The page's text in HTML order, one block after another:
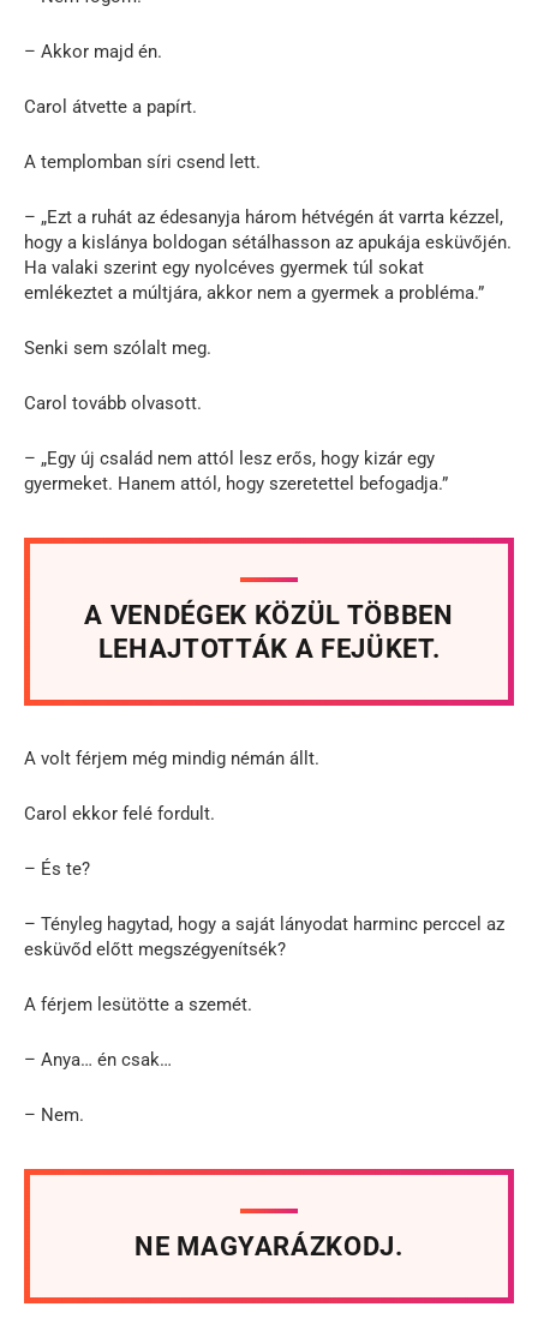
– Akkor majd én.
Carol átvette a papírt.
A templomban síri csend lett.
– „Ezt a ruhát az édesanyja három hétvégén át varrta kézzel,
hogy a kislánya boldogan sétálhasson az apukája esküvőjén.
Ha valaki szerint egy nyolcéves gyermek túl sokat
emlékeztet a múltjára, akkor nem a gyermek a probléma.”
Senki sem szólalt meg.
Carol tovább olvasott.
– „Egy új család nem attól lesz erős, hogy kizár egy
gyermeket. Hanem attól, hogy szeretettel befogadja.”
A VENDÉGEK KÖZÜL TÖBBEN
LEHAJTOTTÁK A FEJÜKET.
A volt férjem még mindig némán állt.
Carol ekkor felé fordult.
– És te?
– Tényleg hagytad, hogy a saját lányodat harminc perccel az
esküvőd előtt megszégyenítsék?
A férjem lesütötte a szemét.
– Anya… én csak…
– Nem.
NE MAGYARÁZKODJ.